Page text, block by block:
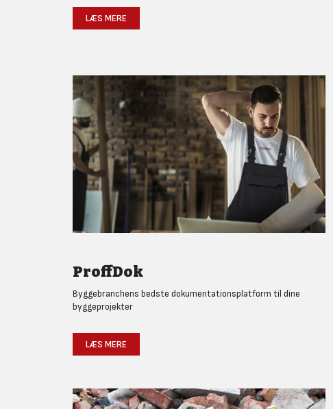
LÆS MERE
ProffDok
Byggebranchens bedste dokumentationsplatform til dine
byggeprojekter
LÆS MERE